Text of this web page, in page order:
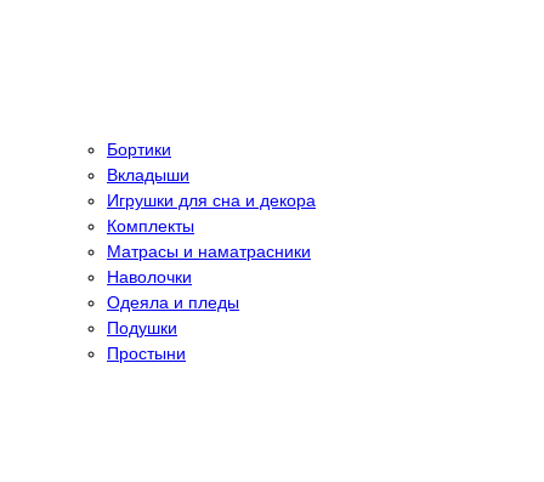
Бортики
Вкладыши
Игрушки для сна и декора
Комплекты
Матрасы и наматрасники
Наволочки
Одеяла и пледы
Подушки
Простыни